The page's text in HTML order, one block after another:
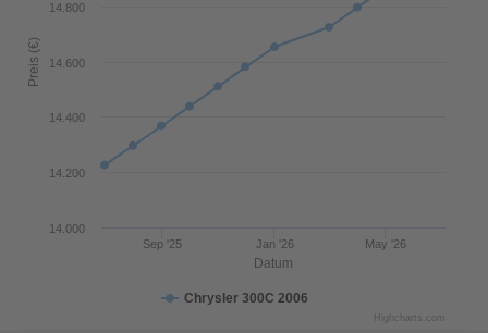
Datum
Preis (€)
Chrysler 300C 2006
Jan '26
Sep '25 May '26
14.000
14.200
14.400
14.600
14.800
Highcharts.com